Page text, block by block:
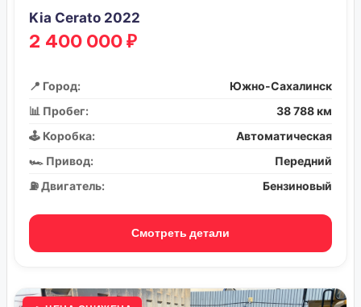
Kia Cerato 2022
2 400 000 ₽
📍 Город:
Южно-Сахалинск
📊 Пробег:
38 788 км
🕹️ Коробка:
Автоматическая
🏎️ Привод:
Передний
⛽ Двигатель:
Бензиновый
Смотреть детали